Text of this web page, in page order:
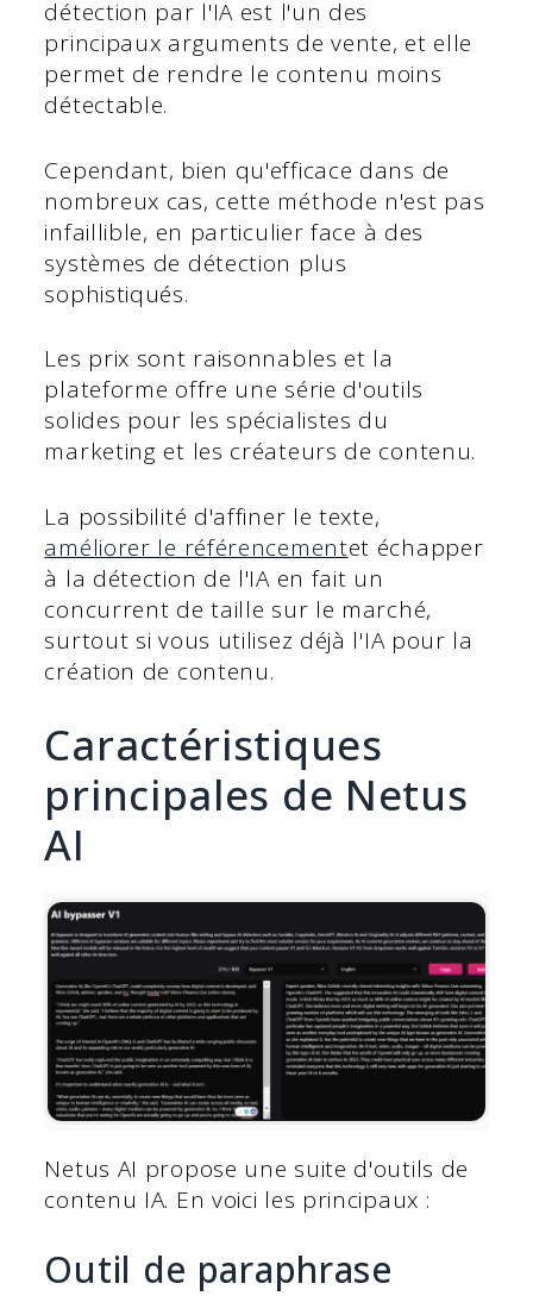
détection par l'IA est l'un des
principaux arguments de vente, et elle
permet de rendre le contenu moins
détectable.
Cependant, bien qu'efficace dans de
nombreux cas, cette méthode n'est pas
infaillible, en particulier face à des
systèmes de détection plus
sophistiqués.
Les prix sont raisonnables et la
plateforme offre une série d'outils
solides pour les spécialistes du
marketing et les créateurs de contenu.
La possibilité d'affiner le texte,
améliorer le référencementet échapper
à la détection de l'IA en fait un
concurrent de taille sur le marché,
surtout si vous utilisez déjà l'IA pour la
création de contenu.
Caractéristiques
principales de Netus
AI
Netus AI propose une suite d'outils de
contenu IA. En voici les principaux :
Outil de paraphrase